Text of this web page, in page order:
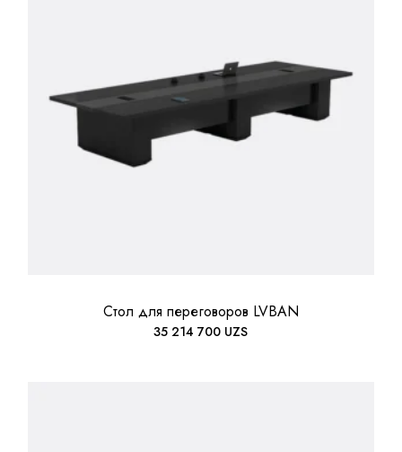
Стол для переговоров LVBAN
35 214 700 UZS